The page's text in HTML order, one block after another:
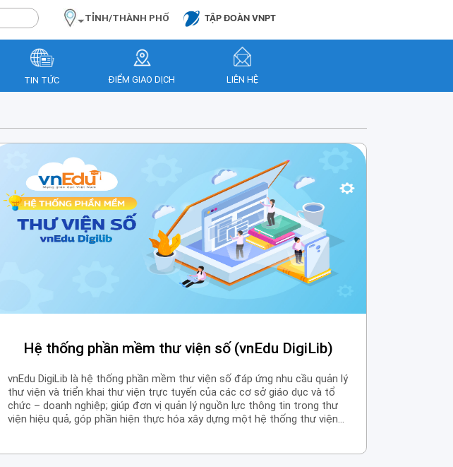
TỈNH/THÀNH PHỐ TẬP ĐOÀN VNPT
TIN TỨC ĐIỂM GIAO DỊCH LIÊN HỆ
Hệ thống phần mềm thư viện số (vnEdu DigiLib)
vnEdu DigiLib là hệ thống phần mềm thư viện số đáp ứng nhu cầu quản lý
thư viện và triển khai thư viện trực tuyến của các cơ sở giáo dục và tổ
chức – doanh nghiệp; giúp đơn vị quản lý nguồn lực thông tin trong thư
viện hiệu quả, góp phần hiện thực hóa xây dựng một hệ thống thư viện